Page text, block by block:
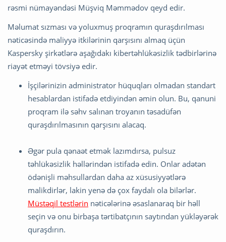
rəsmi nümayəndəsi Müşviq Məmmədov qeyd edir.
Məlumat sızması və yoluxmuş proqramın quraşdırılması
nəticəsində maliyyə itkilərinin qarşısını almaq üçün
Kaspersky şirkətlərə aşağıdakı kibertəhlükəsizlik tədbirlərinə
riayət etməyi tövsiyə edir.
İşçilərinizin administrator hüquqları olmadan standart
hesablardan istifadə etdiyindən əmin olun. Bu, qanuni
proqram ilə səhv salınan troyanın təsadüfən
quraşdırılmasının qarşısını alacaq.
Əgər pula qənaət etmək lazımdırsa, pulsuz
təhlükəsizlik həllərindən istifadə edin. Onlar adətən
ödənişli məhsullardan daha az xüsusiyyətlərə
malikdirlər, lakin yenə də çox faydalı ola bilərlər.
Müstəqil testlərin nəticələrinə əsaslanaraq bir həll
seçin və onu birbaşa tərtibatçının saytından yükləyərək
quraşdırın.